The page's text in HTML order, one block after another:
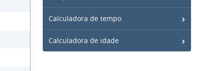
Calculadora de tempo
Calculadora de idade